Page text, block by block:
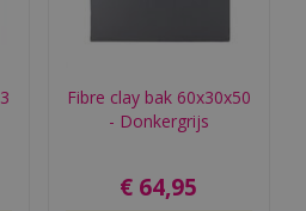
Fibre clay bak 60x30x50
- Donkergrijs
€ 64,95